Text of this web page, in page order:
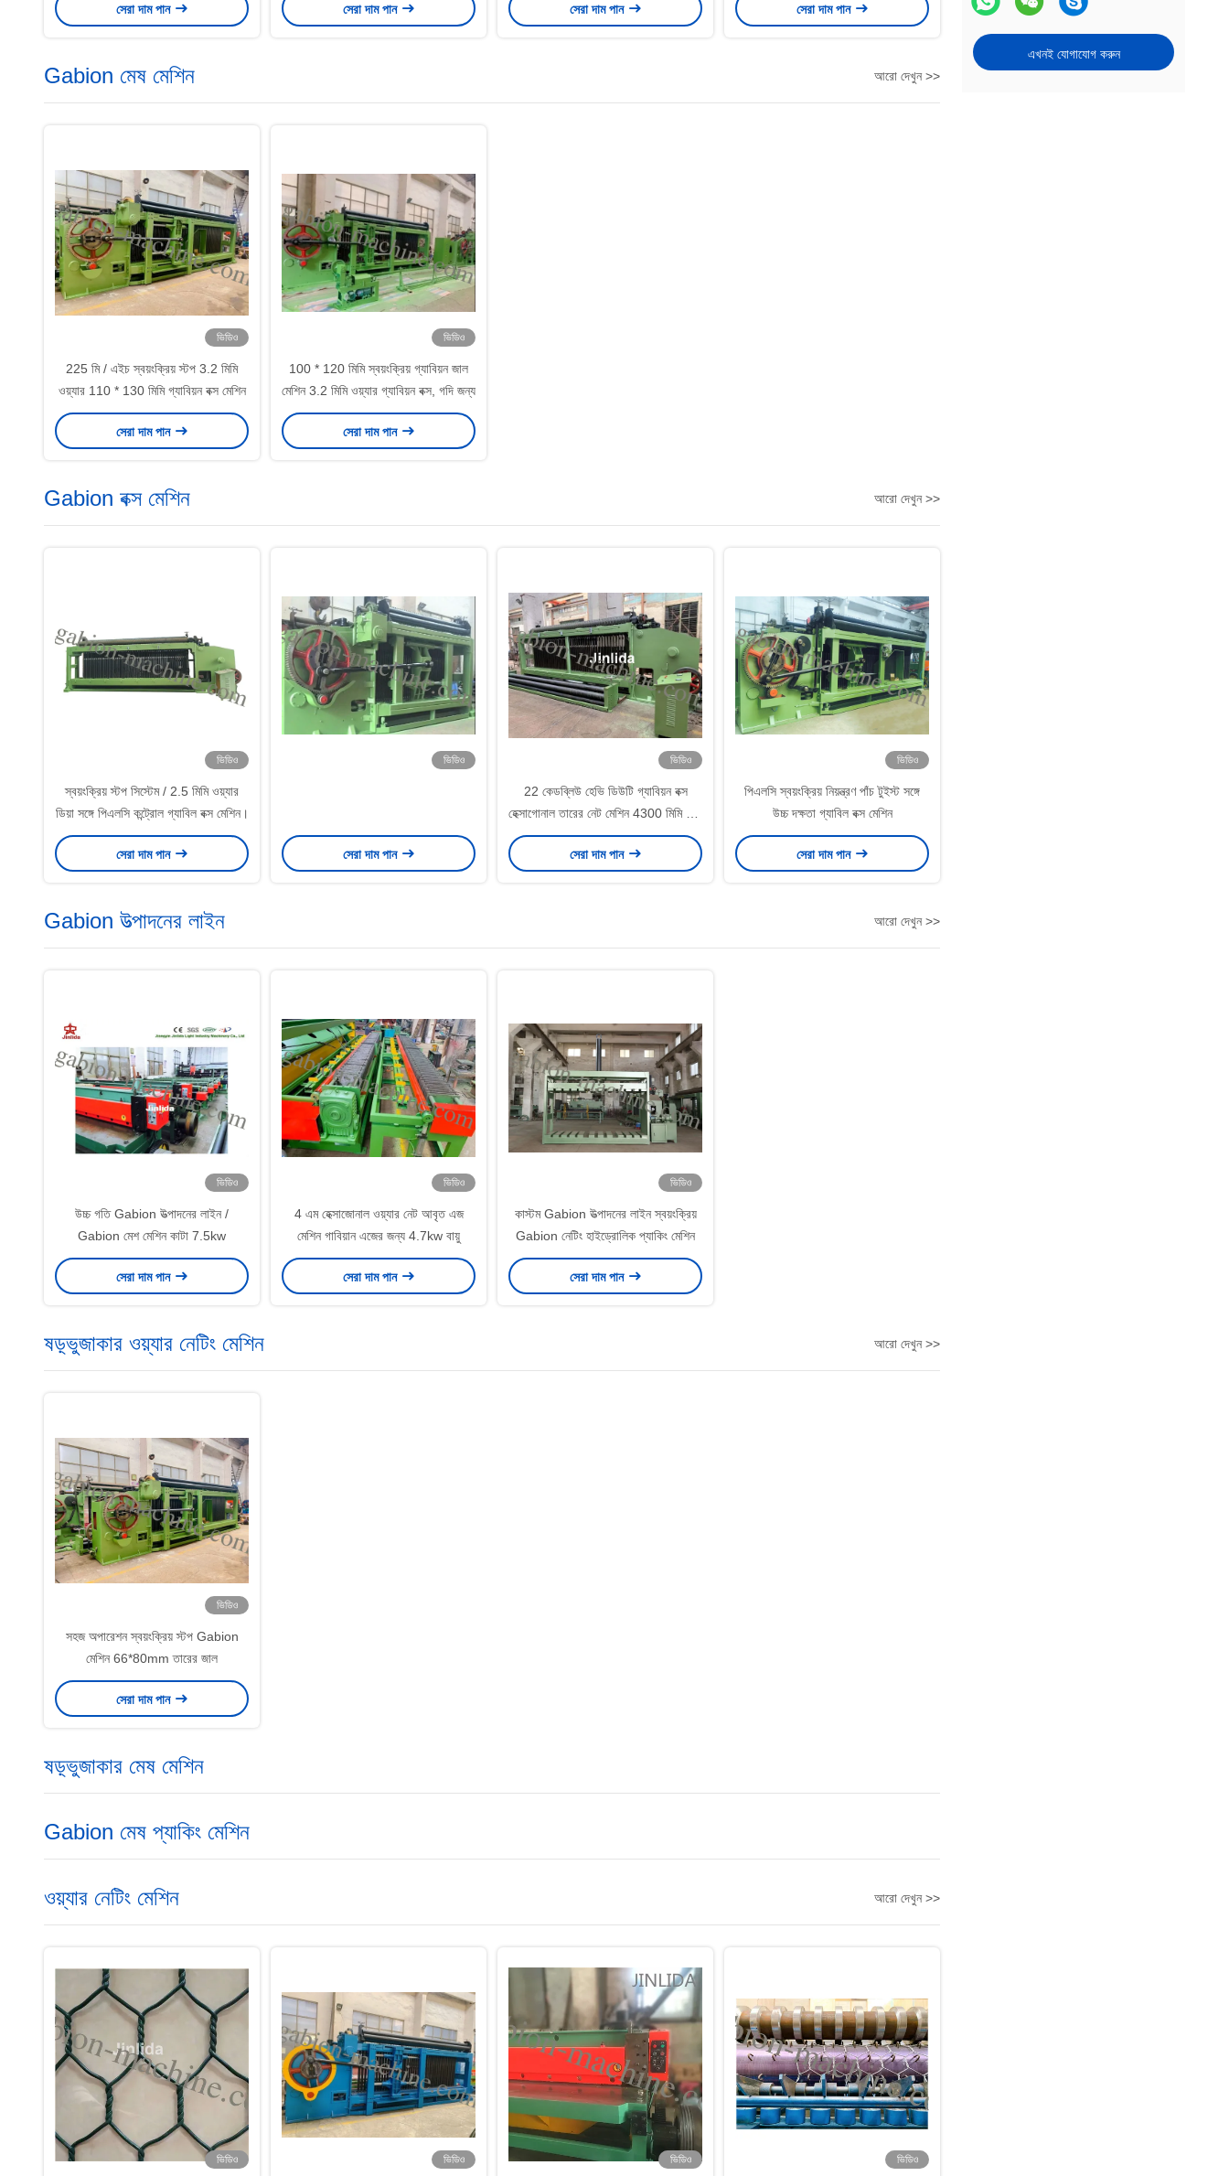
এখনই যোগাযোগ করুন
সেরা দাম পান
সেরা দাম পান সেরা দাম পান
সেরা দাম পান
Gabion মেষ মেশিন আরো দেখুন >>
ভিডিও
225 মি / এইচ স্বয়ংক্রিয় স্টপ 3.2 মিমি
ওয়্যার 110 * 130 মিমি গ্যাবিয়ন বক্স মেশিন
সেরা দাম পান
ভিডিও
100 * 120 মিমি স্বয়ংক্রিয় গ্যাবিয়ন জাল
মেশিন 3.2 মিমি ওয়্যার গ্যাবিয়ন বক্স, গদি জন্য
সেরা দাম পান
Gabion বক্স মেশিন আরো দেখুন >>
ভিডিও
স্বয়ংক্রিয় স্টপ সিস্টেম / 2.5 মিমি ওয়্যার
ডিয়া সঙ্গে পিএলসি কন্ট্রোল গ্যাবিল বক্স মেশিন।
সেরা দাম পান
ভিডিও
সেরা দাম পান
ভিডিও
22 কেডব্লিউ হেভি ডিউটি ​​গ্যাবিয়ন বক্স
হেক্সাগোনাল তারের নেট মেশিন 4300 মিমি জাল
প্রস্থ
সেরা দাম পান
ভিডিও
পিএলসি স্বয়ংক্রিয় নিয়ন্ত্রণ পাঁচ টুইস্ট সঙ্গে
উচ্চ দক্ষতা গ্যাবিল বক্স মেশিন
সেরা দাম পান
Gabion উত্পাদনের লাইন আরো দেখুন >>
ভিডিও
উচ্চ গতি Gabion উত্পাদনের লাইন /
Gabion মেশ মেশিন কাটা 7.5kw
সেরা দাম পান
ভিডিও
4 এম হেক্সাজোনাল ওয়্যার নেট আবৃত এজ
মেশিন গাবিয়ান এজের জন্য 4.7kw বায়ু
সেরা দাম পান
ভিডিও
কাস্টম Gabion উত্পাদনের লাইন স্বয়ংক্রিয়
Gabion নেটিং হাইড্রোলিক প্যাকিং মেশিন
সেরা দাম পান
ষড়্ভুজাকার ওয়্যার নেটিং মেশিন আরো দেখুন >>
ভিডিও
সহজ অপারেশন স্বয়ংক্রিয় স্টপ Gabion
মেশিন 66*80mm তারের জাল
সেরা দাম পান
ষড়্ভুজাকার মেষ মেশিন
Gabion মেষ প্যাকিং মেশিন
ওয়্যার নেটিং মেশিন আরো দেখুন >>
ভিডিও ভিডিও ভিডিও ভিডিও